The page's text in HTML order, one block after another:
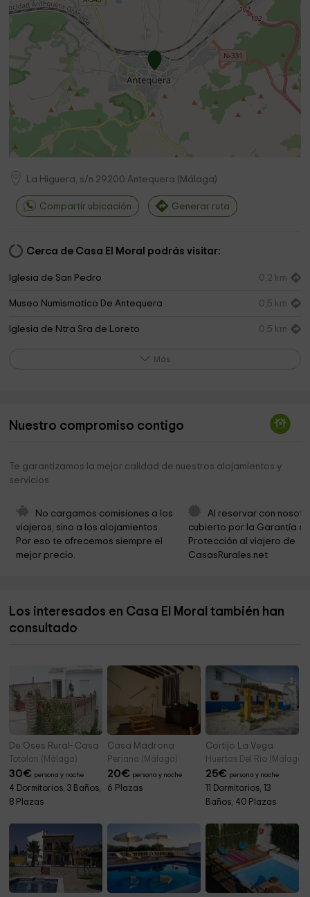
La Higuera, s/n 29200 Antequera ( Málaga)
Compartir ubicación Generar ruta
Cerca de Casa El Moral podrás visitar:
Iglesia de San Pedro 0,2 km
Museo Numismatico De Antequera 0,5 km
Iglesia de Ntra Sra de Loreto 0,5 km
Museo del Trompo de Antequera 0,7 km
Iglesia Evangélica Comunidad Cristina de
Iglesia Adventista del Séptimo Día en Antequera 0,9 km
0,9 km
Salón del Reino de los Testigos Cristianos de
Museo del Aceite - Dcoop 1,5 km
Más
Nuestro compromiso contigo
Te garantizamos la mejor calidad de nuestros alojamientos y
servicios
No cargamos comisiones a los
viajeros, sino a los alojamientos.
Por eso te ofrecemos siempre el
mejor precio.
Al reservar con
cubierto por la Garantía
Protección al viajero de
CasasRurales.net
Los interesados en Casa El Moral también han
consultado
De Oses Rural- Casa
Totalan (Málaga)
30€ persona y noche
4 Dormitorios, 3 Baños,
8 Plazas
Casa Madrona
Periana (Málaga)
20€ persona y noche
6 Plazas
Cortijo La Vega
Huertas Del Rio (Málaga)
25€ persona y noche
11 Dormitorios, 13
Baños, 40 Plazas